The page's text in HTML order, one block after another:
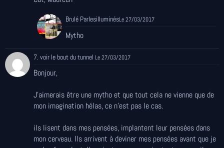
Brulé ParlesilluminésLe 27/03/2017
Mytho
7. voir le bout du tunnel Le 27/03/2017
Bonjour,
J'aimerais être une mytho et que tout cela ne vienne que de
mon imagination hélas, ce n'est pas le cas.
ils lisent dans mes pensées, implantent leur pensées dans
mon cerveau. Ils arrivent à deviner mes pensées avant que je